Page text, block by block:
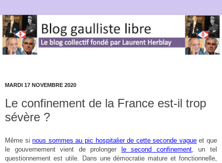
MARDI 17 NOVEMBRE 2020
Le confinement de la France est-il trop
sévère ?
Même sinous sommes au pic hospitalier de cette seconde vagueet que
le gouvernement vient de prolonger
le second confinement, un tel
questionnement est utile. Dans une démocratie mature et fonctionnelle,